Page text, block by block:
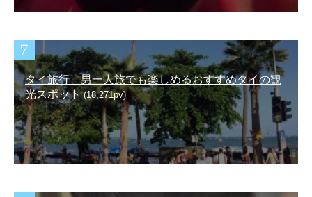
タイ旅行 男一人旅でも楽しめるおすすめタイの観
光スポット(18,271pv)